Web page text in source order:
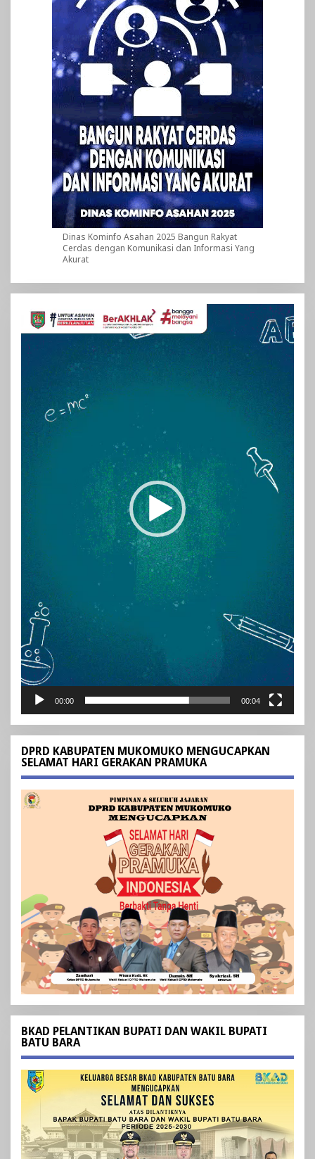
Dinas Kominfo Asahan 2025 Bangun Rakyat
Cerdas dengan Komunikasi dan Informasi Yang
Akurat
Pemutar
Video
00:00 00:04
DPRD KABUPATEN MUKOMUKO MENGUCAPKAN
SELAMAT HARI GERAKAN PRAMUKA
BKAD PELANTIKAN BUPATI DAN WAKIL BUPATI
BATU BARA